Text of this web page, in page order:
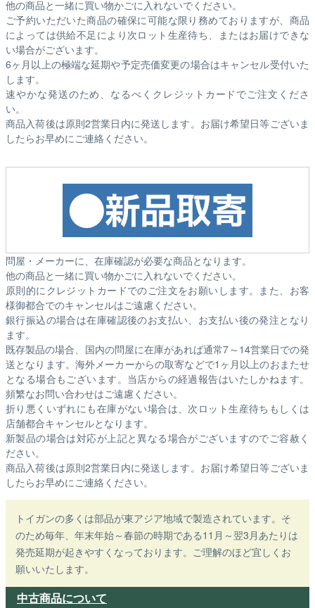
他の商品と一緒に買い物かごに入れないでください。
ご予約いただいた商品の確保に可能な限り務めておりますが、商品
によっては供給不足により次ロット生産待ち、またはお届けできな
い場合がございます。
6ヶ月以上の極端な延期や予定売価変更の場合はキャンセル受付いた
します。
速やかな発送のため、なるべくクレジットカードでご注文くださ
い。
商品入荷後は原則2営業日内に発送します。お届け希望日等ございま
したらお早めにご連絡ください。
問屋・メーカーに、在庫確認が必要な商品となります。
他の商品と一緒に買い物かごに入れないでください。
原則的にクレジットカードでのご注文をお願いします。また、お客
様御都合でのキャンセルはご遠慮ください。
銀行振込の場合は在庫確認後のお支払い、お支払い後の発注となり
ます。
既存製品の場合、国内の問屋に在庫があれば通常7～14営業日での発
送となります。海外メーカーからの取寄などで1ヶ月以上のおまたせ
となる場合もございます。 当店からの経過報告はいたしかねます。
頻繁なお問い合わせはご遠慮ください。
折り悪くいずれにも在庫がない場合は、次ロット生産待ちもしくは
店舗都合キャンセルとなります。
新製品の場合は対応が上記と異なる場合がございますのでご容赦く
ださい。
商品入荷後は原則2営業日内に発送します。お届け希望日等ございま
したらお早めにご連絡ください。
トイガンの多くは部品が東アジア地域で製造されています。そ
のため毎年、年末年始～春節の時期である11月～翌3月あたりは
発売延期が起きやすくなっております。ご理解のほど宜しくお
願いいたします。
中古商品について